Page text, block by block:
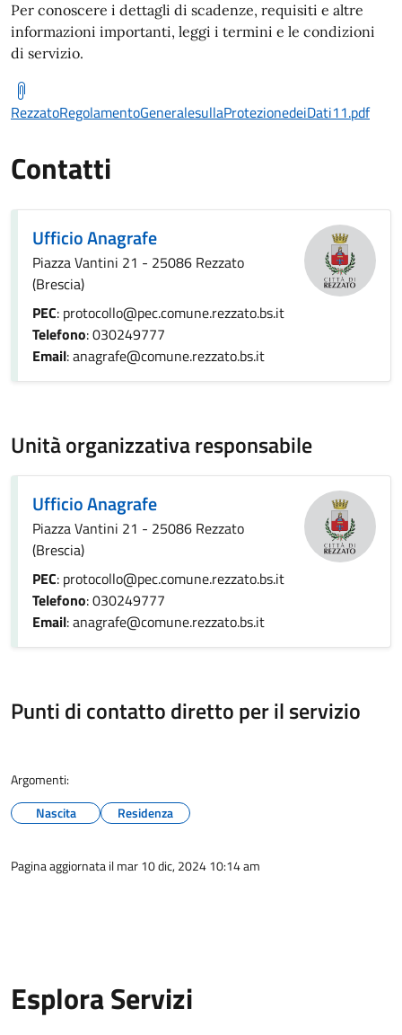
Per conoscere i dettagli di scadenze, requisiti e altre
informazioni importanti, leggi i termini e le condizioni
di servizio.
RezzatoRegolamentoGeneralesullaProtezionedeiDati11.pdf
Contatti
Ufficio Anagrafe
Piazza Vantini 21 - 25086 Rezzato
(Brescia)
PEC: protocollo@pec.comune.rezzato.bs.it
Telefono: 030249777
Email: anagrafe@comune.rezzato.bs.it
Unità organizzativa responsabile
Ufficio Anagrafe
Piazza Vantini 21 - 25086 Rezzato
(Brescia)
PEC: protocollo@pec.comune.rezzato.bs.it
Telefono: 030249777
Email: anagrafe@comune.rezzato.bs.it
Punti di contatto diretto per il servizio
Argomenti:
Nascita
Residenza
Pagina aggiornata il mar 10 dic, 2024 10:14 am
Esplora Servizi